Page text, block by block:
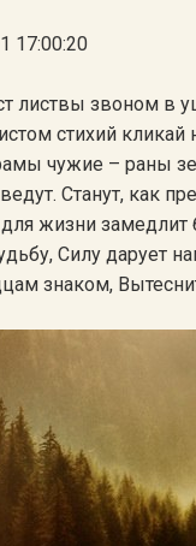
17:00:20
листвы звоном в
стихий
чужие – раны
Станут, как
жизни замедлит
Силу дарует
знаком,